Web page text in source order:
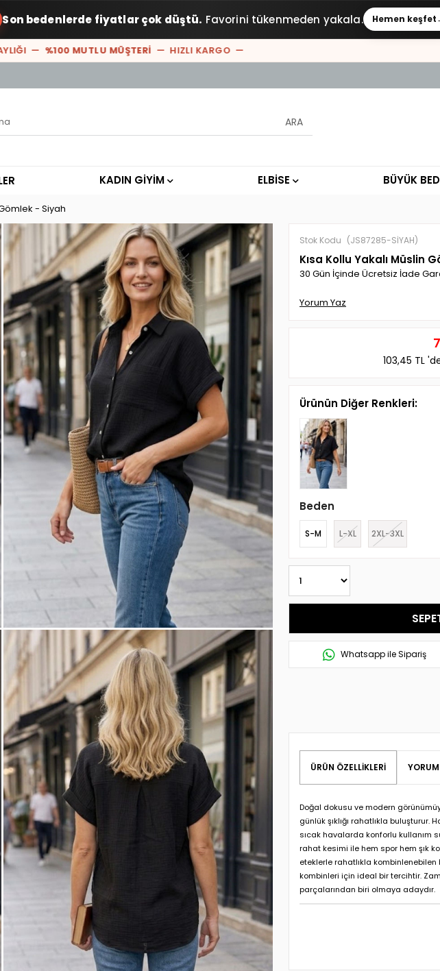
Son bedenlerde fiyatlar çok düştü. Favorini tükenmeden yakala. Hemen keşfet
—%100 MUTLU MÜŞTERİ— HIZLI KARGO —
KADIN GİYİM ELBİSE BÜYÜK
- Siyah
Stok Kodu (JS87285-SİYAH)
Kısa Kollu Yakalı Müslin
30 Gün İçinde Ücretsiz İade
Yorum Yaz
103,45 TL
Ürünün Diğer Renkleri:
Beden
S-M L-XL 2XL-3XL
Whatsapp ile Sipariş
ÜRÜN ÖZELLIKLERI
Doğal dokusu ve modern
günlük şıklığı rahatlıkla
sıcak havalarda konforlu kullanım
rahat kesimi ile hem spor hem şık
eteklerle rahatlıkla
kombinleri için ideal bir tercihtir.
parçalarından biri olmaya adaydır.